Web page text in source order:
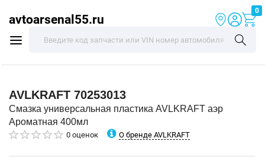
avtoarsenal55.ru
0
AVLKRAFT 70253013
Смазка универсальная пластика AVLKRAFT аэр
Ароматная 400мл
0 оценок О бренде AVLKRAFT